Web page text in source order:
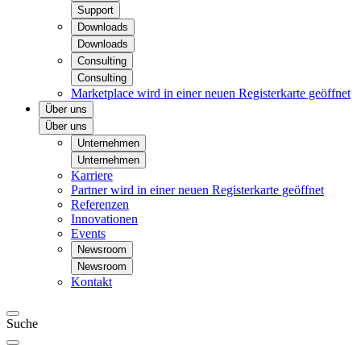
Support
Downloads
Downloads
Consulting
Consulting
Marketplace wird in einer neuen Registerkarte geöffnet
Über uns
Über uns
Unternehmen
Unternehmen
Karriere
Partnerwird in einer neuen Registerkarte geöffnet
Referenzen
Innovationen
Events
Newsroom
Newsroom
Kontakt
Suche